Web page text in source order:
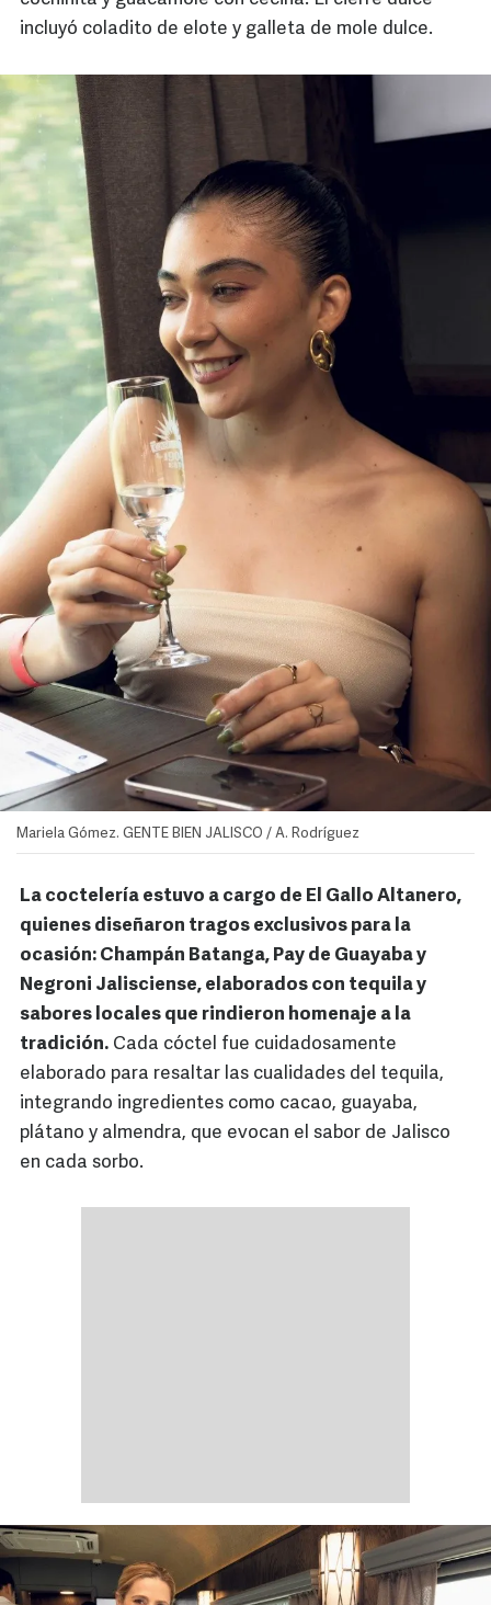
incluyó coladito de elote y galleta de mole dulce.
Mariela Gómez. GENTE BIEN JALISCO / A. Rodríguez
La coctelería estuvo a cargo de El Gallo Altanero,
quienes diseñaron tragos exclusivos para la
ocasión: Champán Batanga, Pay de Guayaba y
Negroni Jalisciense, elaborados con tequila y
sabores locales que rindieron homenaje a la
tradición. Cada cóctel fue cuidadosamente
elaborado para resaltar las cualidades del tequila,
integrando ingredientes como cacao, guayaba,
plátano y almendra, que evocan el sabor de Jalisco
en cada sorbo.